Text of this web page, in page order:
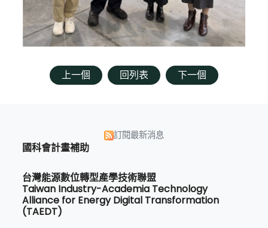
上一個 回列表 下一個
訂閱最新消息
國科會計畫補助
台灣能源數位轉型產學技術聯盟
Taiwan Industry-Academia Technology
Alliance for Energy Digital Transformation
(TAEDT)